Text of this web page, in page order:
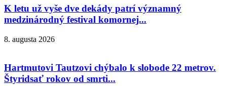
K letu už vyše dve dekády patrí významný
medzinárodný festival komornej...
8. augusta 2026
Hartmutovi Tautzovi chýbalo k slobode 22 metrov.
Štyridsať rokov od smrti...